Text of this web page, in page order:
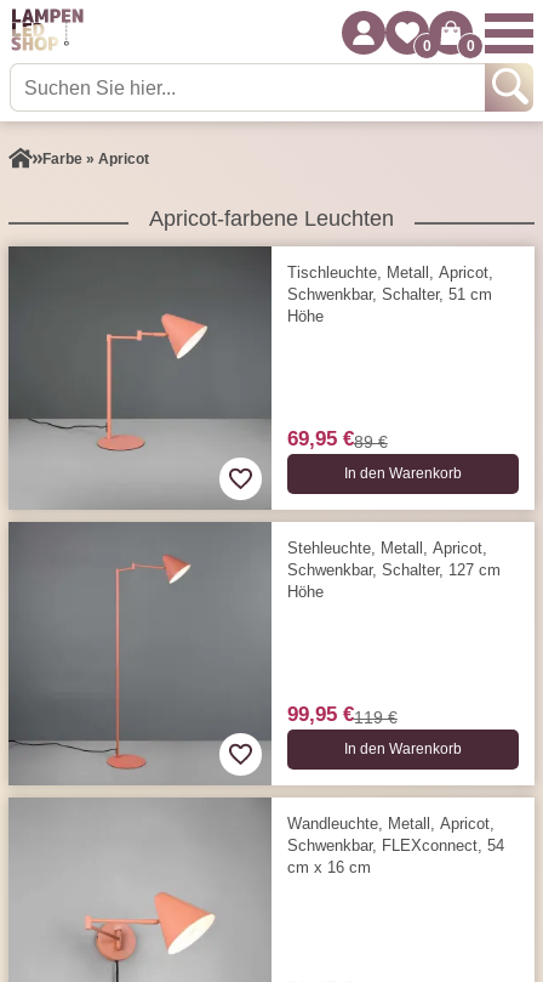
0 0
Farbe » Apricot
Apricot-farbene Leuchten
Tischleuchte, Metall, Apricot,
Schwenkbar, Schalter, 51 cm
Höhe
69,95 €89 €
In den Warenkorb
Stehleuchte, Metall, Apricot,
Schwenkbar, Schalter, 127 cm
Höhe
99,95 €119 €
In den Warenkorb
Wandleuchte, Metall, Apricot,
Schwenkbar, FLEXconnect, 54
cm x 16 cm